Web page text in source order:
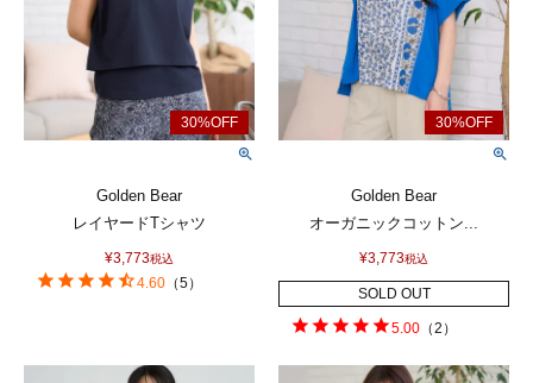
Golden Bear
レイヤードTシャツ
¥3,773税込
4.60 （5）
Golden Bear
オーガニックコットン...
¥3,773税込
SOLD OUT
5.00 （2 ）